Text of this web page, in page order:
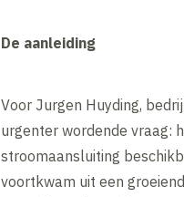
De aanleiding
Voor Jurgen Huyding,
urgenter wordende vraag:
stroomaansluiting
voortkwam uit een